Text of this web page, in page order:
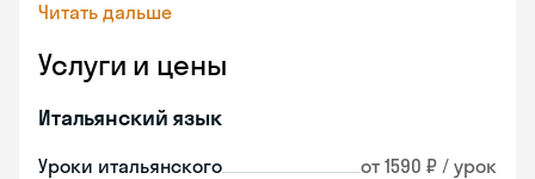
Читать дальше
Услуги и цены
Итальянский язык
Уроки итальянского от 1590 ₽ / урок